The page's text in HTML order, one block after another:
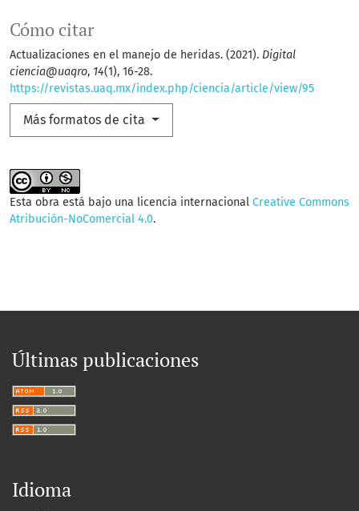
Cómo citar
Actualizaciones en el manejo de heridas. (2021). Digital
ciencia@uaqro, 14(1), 16-28.
https://revistas.uaq.mx/index.php/ciencia/article/view/95
Más formatos de cita
Esta obra está bajo una licencia internacional Creative Commons
Atribución-NoComercial 4.0.
Últimas publicaciones
Idioma